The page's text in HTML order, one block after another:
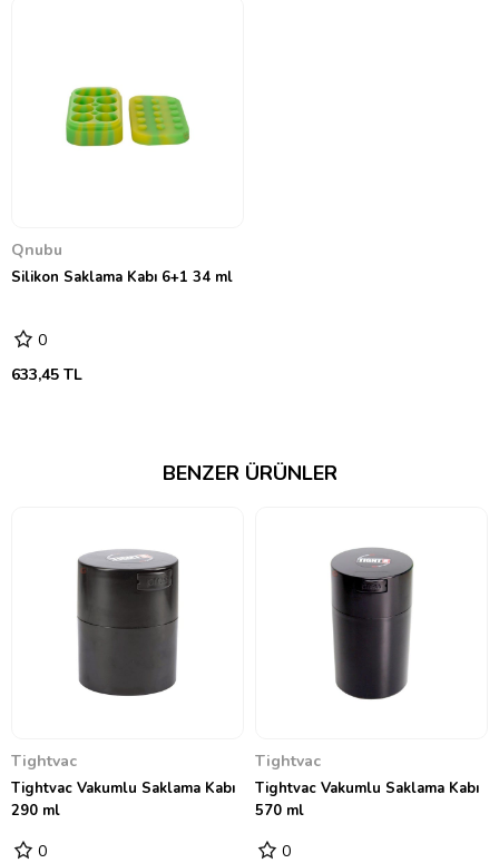
Qnubu
Silikon Saklama Kabı 6+1 34 ml
0
633,45 TL
BENZER ÜRÜNLER
Tightvac
Tightvac Vakumlu Saklama Kabı
290 ml
0
Tightvac
Tightvac Vakumlu Saklama Kabı
570 ml
0